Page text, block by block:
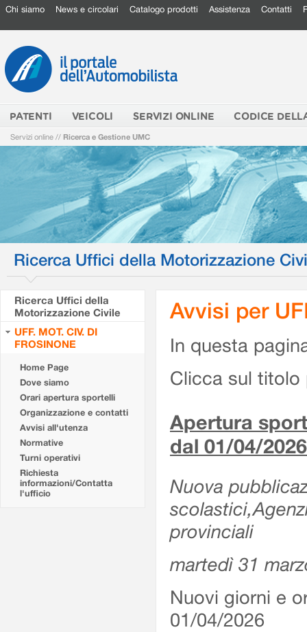
Chi siamo News e circolari Catalogo prodotti Assistenza Contatti
PATENTI VEICOLI SERVIZI ONLINE CODICE
Servizi online // Ricerca e Gestione UMC
Ricerca Uffici della Motorizzazione
Ricerca Uffici della
Motorizzazione Civile
UFF. MOT. CIV. DI
FROSINONE
Home Page
Dove siamo
Orari apertura sportelli
Organizzazione e contatti
Avvisi all'utenza
Normative
Turni operativi
Richiesta
informazioni/Contatta
l'ufficio
Avvisi per
In questa
Clicca sul titolo
Apertura
dal 01/04/2026
Nuova
provinciali
martedì 31
Nuovi giorni e
01/04/2026